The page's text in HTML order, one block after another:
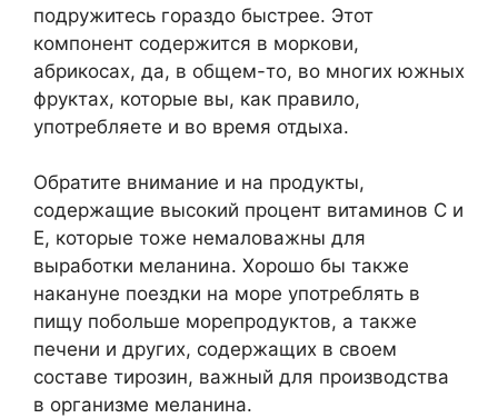
подружитесь гораздо быстрее. Этот
компонент содержится в моркови,
абрикосах, да, в общем-то, во многих южных
фруктах, которые вы, как правило,
употребляете и во время отдыха.
Обратите внимание и на продукты,
содержащие высокий процент витаминов С и
Е, которые тоже немаловажны для
выработки меланина. Хорошо бы также
накануне поездки на море употреблять в
пищу побольше морепродуктов, а также
печени и других, содержащих в своем
составе тирозин, важный для производства
в организме меланина.